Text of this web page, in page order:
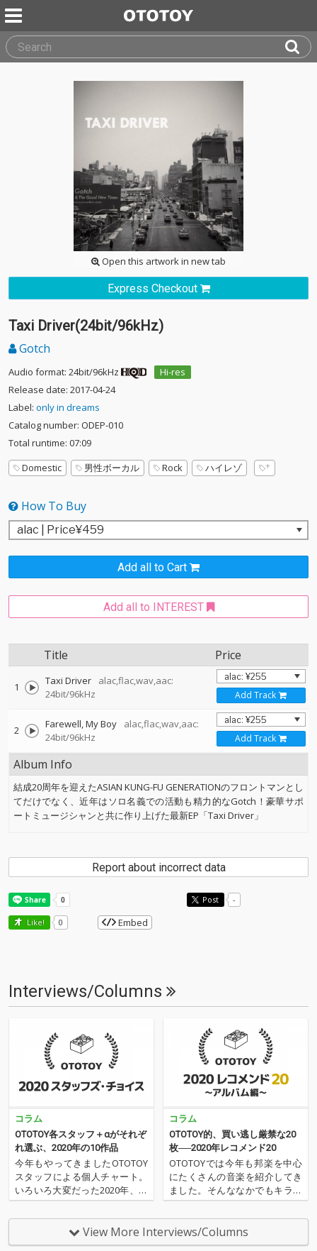
Open this artwork in new tab
Express Checkout
Taxi Driver(24bit/96kHz)
Gotch
Audio format: 24bit/96kHz
Hi-res
Release date: 2017-04-24
Label: only in dreams
Catalog number: ODEP-010
Total runtime: 07:09
Domestic
男性ボーカル Rock ハイレゾ
How To Buy
Add all to Cart
Add all to INTEREST
Title Price
1 Taxi Driver
alac,flac,wav,aac:
24bit/96kHz
Add Track
2 Farewell, My Boy
alac,flac,wav,aac:
24bit/96kHz
Add Track
Album Info
結成20周年を迎えたASIAN KUNG-FU GENERATIONのフロントマンとし
てだけでなく、近年はソロ名義での活動も精力的なGotch！豪華サポ
ートミュージシャンと共に作り上げた最新EP「Taxi Driver」
Report about incorrect data
Post -
Like! 0 Embed
Interviews/Columns
コラム
OTOTOY各スタッフ＋αがそれぞ
れ選ぶ、2020年の10作品
今年もやってきましたOTOTOY
スタッフによる個人チャート。
いろいろ大変だった2020年、な
にを聴いてOTOTOYを作ってい
たのか？ 今年は新人、梶野に加
えてインターン、そしてコント
リビューター枠としていろいろ
コラム
OTOTOY的、買い逃し厳禁な20
枚──2020年レコメンド20
OTOTOYでは今年も邦楽を中心
にたくさんの音楽を紹介してき
ました。そんななかでもキラリ
と光ったアルバムたちを20枚を
レコメンドいたします。まさに
買い逃し厳禁な20枚、2020年の
作品たちをこちらでお届けいた
View More Interviews/Columns